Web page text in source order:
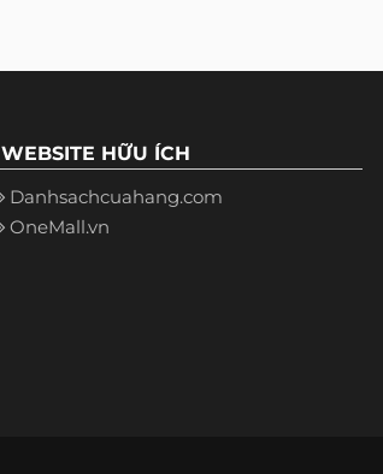
WEBSITE HỮU ÍCH
Danhsachcuahang.com
OneMall.vn